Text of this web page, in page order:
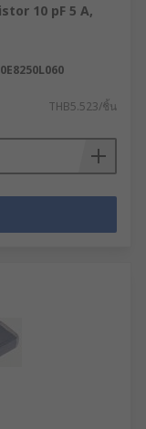
10 pF 5 A,
THB5.523/ชิ้น